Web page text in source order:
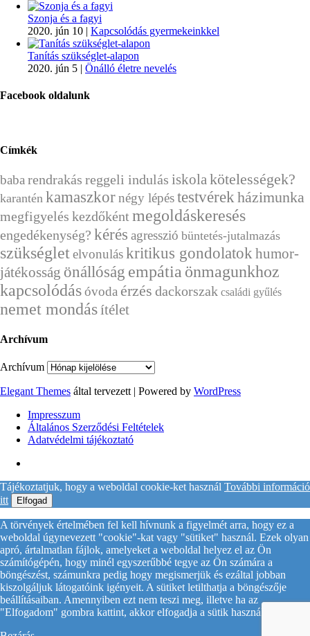
Szonja és a fagyi
2020. jún 10 | Kapcsolódás gyermekeinkkel
Tanítás szükséglet-alapon
2020. jún 5 | Önálló életre nevelés
Facebook oldalunk
Címkék
baba rendrakás reggeli indulás iskola kötelességek?
karantén kamaszkornégy lépéstestvérek házimunka
megfigyelés kezdőként megoldáskeresés
engedékenység? kérés agresszió büntetés-jutalmazás
szükségletelvonuláskritikus gondolatok humor-
játékosság önállóság empátia önmagunkhoz
kapcsolódásóvoda érzés dackorszak családi gyűlés
nemet mondásítélet
Archívum
Archívum
Elegant Themes által tervezett | Powered by WordPress
Impresszum
Általános Szerződési Feltételek
Adatvédelmi tájékoztató
Tájékoztatjuk, hogy a weboldal cookie-ket használ További információ
itt
Elfogad
A törvények értelmében fel kell hívnunk a figyelmét arra, hogy ez a
weboldal úgynevezett "cookie"-kat vagy "sütiket" használ. Ezek olyan
apró, ártalmatlan fájlok, amelyeket a weboldal helyez el az Ön
számítógépén, hogy minél egyszerűbbé tegye az Ön számára a
böngészést, számunkra pedig hogy megismerjük és ezáltal jobban
kiszolgáljuk látogatóink igényeit. A sütiket letilthatja a böngészője
beállításaiban. Amennyiben ezt nem teszi meg, illetve ha az
"Elfogadom" gombra kattint, akkor elfogadja a sütik használatát.